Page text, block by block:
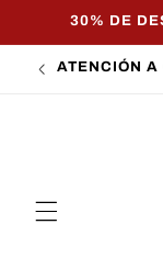
directamente
al contenido
30% DE
ATENCIÓN